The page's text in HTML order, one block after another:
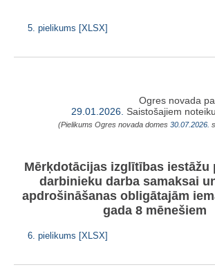
5. pielikums [XLSX]
Ogres novada
29.01.2026. Saistošajiem
(Pielikums Ogres novada domes 30.07.2026.
Mērķdotācijas izglītības iestāžu
darbinieku darba samaksai
apdrošināšanas obligātajām
gada 8 mēnešiem
6. pielikums [XLSX]